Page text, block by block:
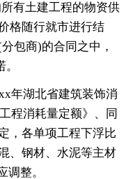
有土建工程的物资供
格随行就市进行结
包商)的合同之中，
年湖北省建筑装饰消
程消耗量定额》、同
，各单项工程下浮比
、钢材、水泥等主材
调整。